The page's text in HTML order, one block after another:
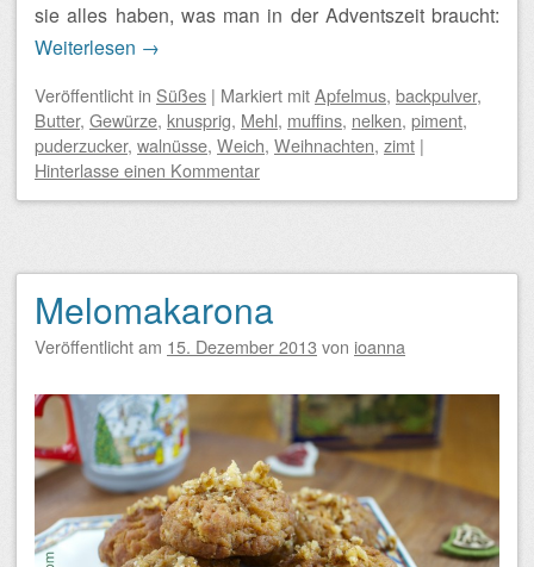
sie alles haben, was man in der Adventszeit braucht:
Weiterlesen →
Veröffentlicht in Süßes | Markiert mitApfelmus, backpulver,
Butter, Gewürze, knusprig, Mehl, muffins, nelken, piment,
puderzucker, walnüsse, Weich, Weihnachten, zimt |
Hinterlasse einen Kommentar
Melomakarona
Veröffentlicht am 15. Dezember 2013 von ioanna